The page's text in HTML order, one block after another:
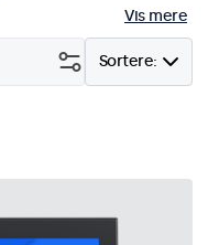
Vis mere
Sortere: